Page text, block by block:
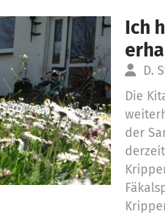
Ich
D.
Die
der